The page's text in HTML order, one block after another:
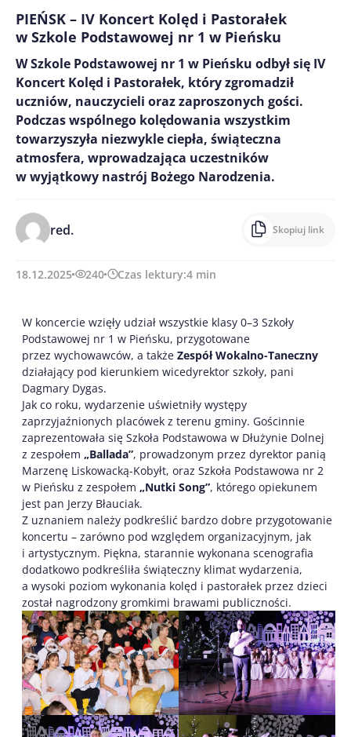
PIEŃSK – IV Koncert Kolęd i Pastorałek
w Szkole Podstawowej nr 1 w Pieńsku
W Szkole Podstawowej nr 1 w Pieńsku odbył się IV
Koncert Kolęd i Pastorałek, który zgromadził
uczniów, nauczycieli oraz zaproszonych gości.
Podczas wspólnego kolędowania wszystkim
towarzyszyła niezwykle ciepła, świąteczna
atmosfera, wprowadzająca uczestników
w wyjątkowy nastrój Bożego Narodzenia.
red. Skopiuj link
18.12.2025 240 Czas lektury:4 min
W koncercie wzięły udział wszystkie klasy 0–3 Szkoły
Podstawowej nr 1 w Pieńsku, przygotowane
przez wychowawców, a także Zespół Wokalno-Taneczny
działający pod kierunkiem wicedyrektor szkoły, pani
Dagmary Dygas.
Jak co roku, wydarzenie uświetniły występy
zaprzyjaźnionych placówek z terenu gminy. Gościnnie
zaprezentowała się Szkoła Podstawowa w Dłużynie Dolnej
z zespołem „Ballada”, prowadzonym przez dyrektor panią
Marzenę Liskowacką-Kobyłt, oraz Szkoła Podstawowa nr 2
w Pieńsku z zespołem „Nutki Song”, którego opiekunem
jest pan Jerzy Błauciak.
Z uznaniem należy podkreślić bardzo dobre przygotowanie
koncertu – zarówno pod względem organizacyjnym, jak
i artystycznym. Piękna, starannie wykonana scenografia
dodatkowo podkreśliła świąteczny klimat wydarzenia,
a wysoki poziom wykonania kolęd i pastorałek przez dzieci
został nagrodzony gromkimi brawami publiczności.